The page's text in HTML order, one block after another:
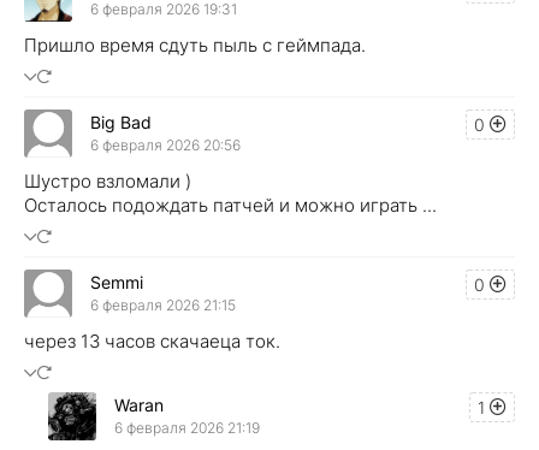
6 февраля 2026 19:31
Пришло время сдуть пыль с геймпада.
0
Big Bad
6 февраля 2026 20:56
Шустро взломали )
Осталось подождать патчей и можно играть ...
0
Semmi
6 февраля 2026 21:15
через 13 часов скачаеца ток.
1
Waran
6 февраля 2026 21:19